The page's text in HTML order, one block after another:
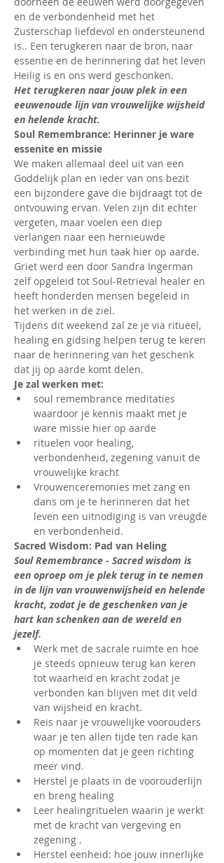
en de verbondenheid met het
Zusterschap liefdevol en ondersteunend
is.. Een terugkeren naar de bron, naar
essentie en de herinnering dat het leven
Heilig is en ons werd geschonken.
Het terugkeren naar jouw plek in een
eeuwenoude lijn van vrouwelijke wijsheid
en helende kracht.
Soul Remembrance: Herinner je ware
essenite en missie
We maken allemaal deel uit van een
Goddelijk plan en ieder van ons bezit
een bijzondere gave die bijdraagt tot de
ontvouwing ervan. Velen zijn dit echter
vergeten, maar voelen een diep
verlangen naar een hernieuwde
verbinding met hun taak hier op aarde.
Griet werd een door Sandra Ingerman
zelf opgeleid tot Soul-Retrieval healer en
heeft honderden mensen begeleid in
het werken in de ziel.
Tijdens dit weekend zal ze je via ritueel,
healing en gidsing helpen terug te keren
naar de herinnering van het geschenk
dat jij op aarde komt delen.
Je zal werken met:
soul remembrance meditaties
waardoor je kennis maakt met je
ware missie hier op aarde
rituelen voor healing,
verbondenheid, zegening vanuit de
vrouwelijke kracht
Vrouwenceremonies met zang en
dans om je te herinneren dat het
leven een uitnodiging is van vreugde
en verbondenheid.
Sacred Wisdom: Pad van Heling
Soul Remembrance - Sacred wisdom is
een oproep om je plek terug in te nemen
in de lijn van vrouwenwijsheid en helende
kracht, zodat je de geschenken van je
hart kan schenken aan de wereld en
jezelf.
Werk met de sacrale ruimte en hoe
je steeds opnieuw terug kan keren
tot waarheid en kracht zodat je
verbonden kan blijven met dit veld
van wijsheid en kracht.
Reis naar je vrouwelijke voorouders
waar je ten allen tijde ten rade kan
op momenten dat je geen richting
meer vind.
Herstel je plaats in de voorouderlijn
en breng healing
Leer healingrituelen waarin je werkt
met de kracht van vergeving en
zegening .
Herstel eenheid: hoe jouw innerlijke